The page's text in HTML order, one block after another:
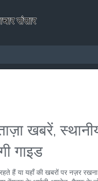
खबरें,
गाइड
हैं या यहाँ की खबरों पर नज़र